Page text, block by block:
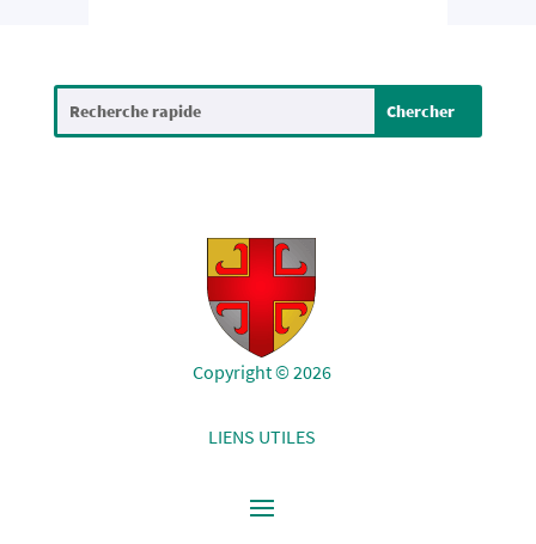
Copyright © 2026
LIENS UTILES